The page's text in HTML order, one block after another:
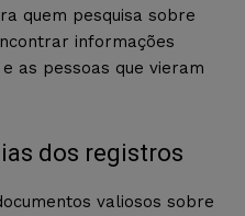
quem pesquisa sobre
informações
as pessoas que vieram
dos registros
valiosos sobre